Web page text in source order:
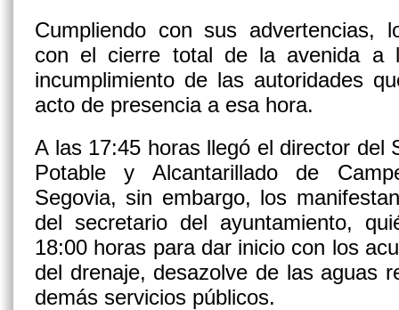
Cumpliendo con sus advertencias,
con el cierre total de la avenida a
incumplimiento de las autoridades
acto de presencia a esa hora.
A las 17:45 horas llegó el director del
Potable y Alcantarillado de
Segovia, sin embargo, los
del secretario del ayuntamiento,
18:00 horas para dar inicio con los
del drenaje, desazolve de las aguas
demás servicios públicos.